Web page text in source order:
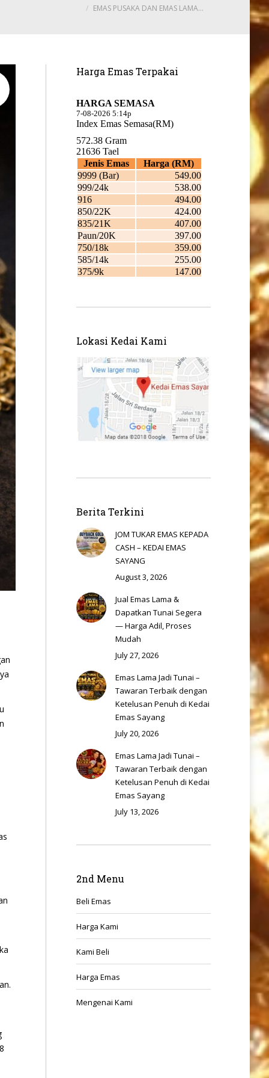
EMAS PUSAKA DAN EMAS LAMA…
Harga Emas Terpakai
Lokasi Kedai Kami
Berita Terkini
JOM TUKAR EMAS KEPADA
CASH – KEDAI EMAS
SAYANG
August 3, 2026
Jual Emas Lama &
Dapatkan Tunai Segera
— Harga Adil, Proses
Mudah
July 27, 2026
Emas Lama Jadi Tunai –
Tawaran Terbaik dengan
Ketelusan Penuh di Kedai
Emas Sayang
July 20, 2026
Emas Lama Jadi Tunai –
Tawaran Terbaik dengan
Ketelusan Penuh di Kedai
Emas Sayang
July 13, 2026
2nd Menu
Beli Emas
Harga Kami
Kami Beli
Harga Emas
Mengenai Kami